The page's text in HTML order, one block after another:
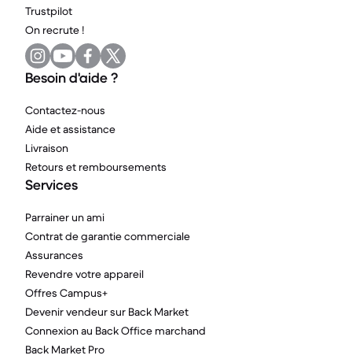
Trustpilot
On recrute !
Besoin d'aide ?
Contactez-nous
Aide et assistance
Livraison
Retours et remboursements
Services
Parrainer un ami
Contrat de garantie commerciale
Assurances
Revendre votre appareil
Offres Campus+
Devenir vendeur sur Back Market
Connexion au Back Office marchand
Back Market Pro